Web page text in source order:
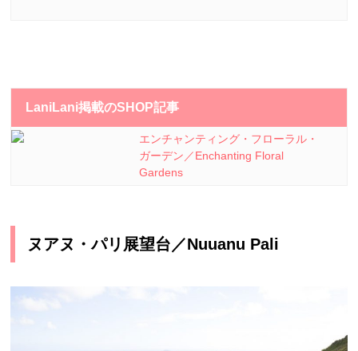
LaniLani掲載のSHOP記事
エンチャンティング・フローラル・
ガーデン／Enchanting Floral
Gardens
ヌアヌ・パリ展望台／Nuuanu Pali